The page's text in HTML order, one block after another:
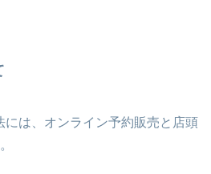
には、オンライン予約販売と店頭